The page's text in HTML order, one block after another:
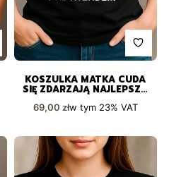
KOSZULKA MATKA CUDA
SIĘ ZDARZAJĄ NAJLEPSZY
PRZYKŁAD Z GWIAZDĄ
Cena brutto
69,00 złw tym 23% VAT